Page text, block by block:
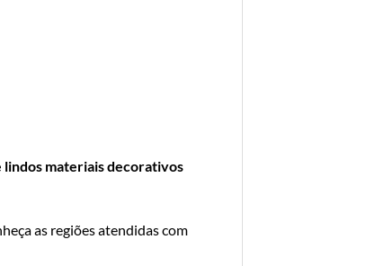
lindos materiais decorativos
as regiões atendidas com